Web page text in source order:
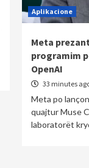
Aplikacione
Meta
programim
OpenAI
33 minutes
Meta po
quajtur Muse
laboratorët